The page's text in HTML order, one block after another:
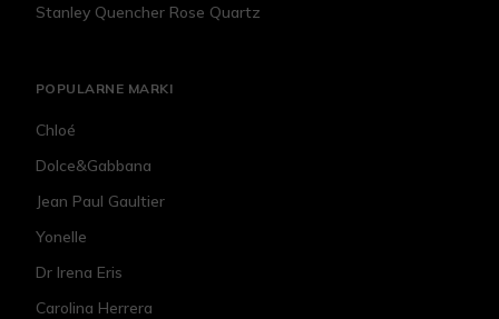
Stanley Quencher Rose Quartz
POPULARNE MARKI
Chloé
Dolce&Gabbana
Jean Paul Gaultier
Yonelle
Dr Irena Eris
Carolina Herrera